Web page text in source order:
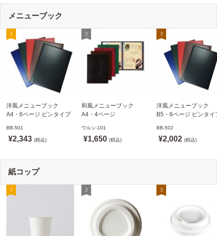
メニューブック
洋風メニューブック
A4・6ページ ピンタイプ
ニュー えいむ(Aim)【当日
発送可】
BB-501
¥2,343 (税込)
和風メニューブック
A4・4ページ
ウルシ-101 シンビ
(SHIMBI)【当日発送可】
ウルシ-101
¥1,650 (税込)
洋風メニューブック
B5・6ページ ピンタイ
ニュー6P えいむ(Aim)
BB-502
¥2,002 (税込)
紙コップ